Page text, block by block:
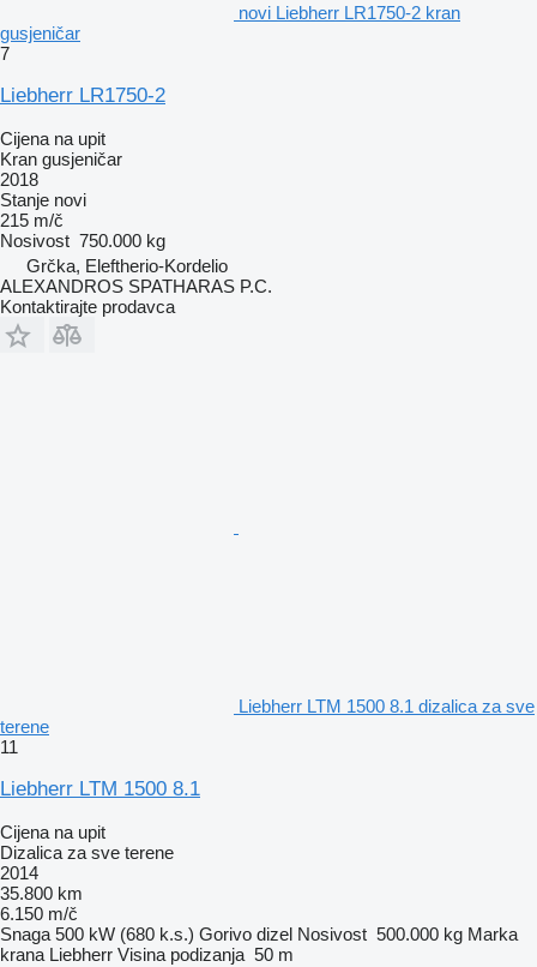
novi Liebherr LR1750-2 kran
gusjeničar
7
Liebherr LR1750-2
Cijena na upit
Kran gusjeničar
2018
Stanje novi
215 m/č
Nosivost 750.000 kg
Grčka, Eleftherio-Kordelio
ALEXANDROS SPATHARAS P.C.
Kontaktirajte prodavca
Liebherr LTM 1500 8.1 dizalica za sve
terene
11
Liebherr LTM 1500 8.1
Cijena na upit
Dizalica za sve terene
2014
35.800 km
6.150 m/č
Snaga 500 kW (680 k.s.) Gorivo dizel Nosivost 500.000 kg Marka
krana Liebherr Visina podizanja 50 m